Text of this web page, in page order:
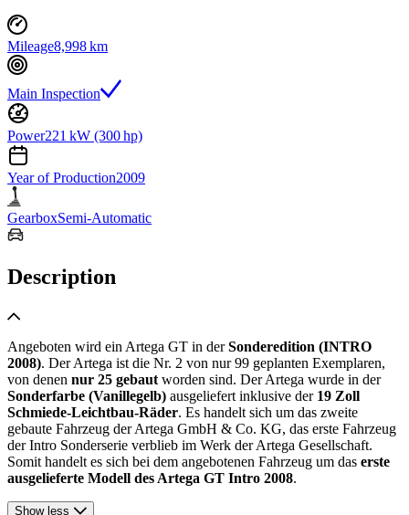
Mileage8,998 km
Main Inspection
Power221 kW (300 hp)
Year of Production2009
GearboxSemi-Automatic
Description
Angeboten wird ein Artega GT in derSonderedition (INTRO
2008). Der Artega ist die Nr. 2 von nur 99 geplanten Exemplaren,
von denen nur 25 gebaut worden sind. Der Artega wurde in der
Sonderfarbe (Vanillegelb) ausgeliefert inklusive der19 Zoll
Schmiede-Leichtbau-Räder. Es handelt sich um das zweite
gebaute Fahrzeug der Artega GmbH & Co. KG, das erste Fahrzeug
der Intro Sonderserie verblieb im Werk der Artega Gesellschaft.
Somit handelt es sich bei dem angebotenen Fahrzeug um das erste
ausgelieferte Modell des Artega GT Intro 2008.
Show less